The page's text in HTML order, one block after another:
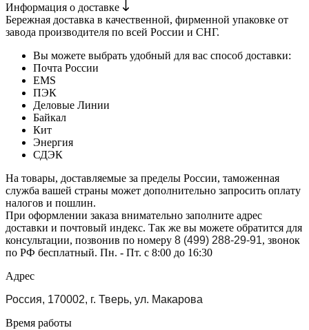
Информация о доставке
Бережная доставка в качественной, фирменной упаковке от
завода производителя по всей России и СНГ.
Вы можете выбрать удобный для вас способ доставки:
Почта России
EMS
ПЭК
Деловые Линии
Байкал
Кит
Энергия
СДЭК
На товары, доставляемые за пределы России, таможенная
служба вашей страны может дополнительно запросить оплату
налогов и пошлин.
При оформлении заказа внимательно заполните адрес
доставки и почтовый индекс. Так же вы можете обратится для
консультации, позвонив по номеру 8 (499) 288-29-91, звонок
по РФ бесплатный. Пн. - Пт. с 8:00 до 16:30
Адрес
Россия, 170002, г. Тверь, ул. Макарова
Время работы